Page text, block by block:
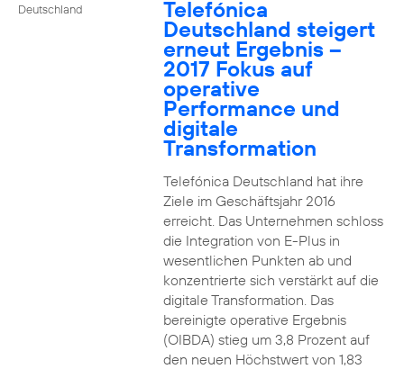
Deutschland
Telefónica
Deutschland steigert
erneut Ergebnis –
2017 Fokus auf
operative
Performance und
digitale
Transformation
Telefónica Deutschland hat ihre
Ziele im Geschäftsjahr 2016
erreicht. Das Unternehmen schloss
die Integration von E-Plus in
wesentlichen Punkten ab und
konzentrierte sich verstärkt auf die
digitale Transformation. Das
bereinigte operative Ergebnis
(OIBDA) stieg um 3,8 Prozent auf
den neuen Höchstwert von 1,83